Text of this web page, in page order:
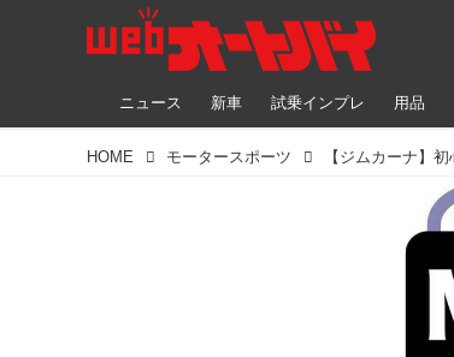
ニュース 新車 試乗インプレ 用品
HOME モータースポーツ